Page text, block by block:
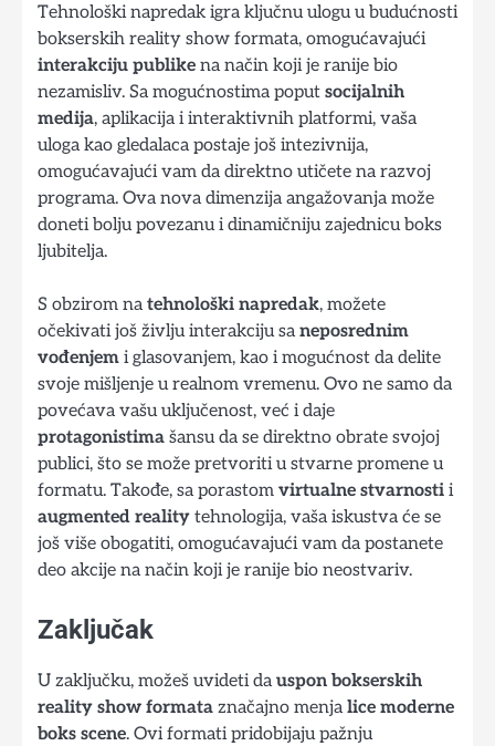
Tehnološki napredak igra ključnu ulogu u budućnosti
bokserskih reality show formata, omogućavajući
interakciju publike na način koji je ranije bio
nezamisliv. Sa mogućnostima poput socijalnih
medija, aplikacija i interaktivnih platformi, vaša
uloga kao gledalaca postaje još intezivnija,
omogućavajući vam da direktno utičete na razvoj
programa. Ova nova dimenzija angažovanja može
doneti bolju povezanu i dinamičniju zajednicu boks
ljubitelja.
S obzirom natehnološki napredak, možete
očekivati još življu interakciju saneposrednim
vođenjem i glasovanjem, kao i mogućnost da delite
svoje mišljenje u realnom vremenu. Ovo ne samo da
povećava vašu uključenost, već i daje
protagonistima šansu da se direktno obrate svojoj
publici, što se može pretvoriti u stvarne promene u
formatu. Takođe, sa porastom virtualne stvarnosti i
augmented reality tehnologija, vaša iskustva će se
još više obogatiti, omogućavajući vam da postanete
deo akcije na način koji je ranije bio neostvariv.
Zaključak
U zaključku, možeš uvideti dauspon bokserskih
reality show formata značajno menjalice moderne
boks scene. Ovi formati pridobijaju pažnju